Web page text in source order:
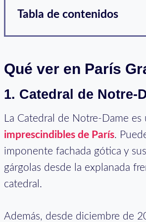
Tabla de contenidos
Qué ver en París
1. Catedral de Notre-
La Catedral de Notre-Dame
imprescindibles de París.
imponente fachada gótica y
gárgolas desde la explanada
catedral.
Además, desde diciembre de